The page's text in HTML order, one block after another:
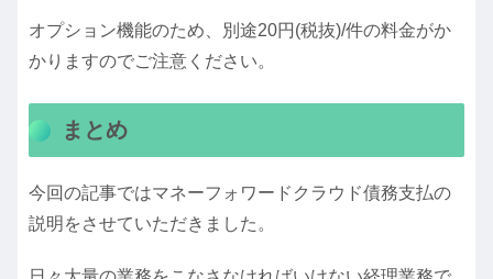
オプション機能のため、別途20円(税抜)/件の料金がか
かりますのでご注意ください。
まとめ
今回の記事ではマネーフォワードクラウド債務支払の
説明をさせていただきました。